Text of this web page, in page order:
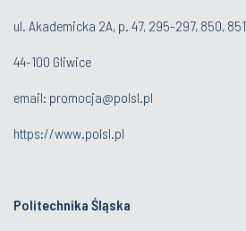
ul. Akademicka 2A, p. 47, 295-297, 850, 851
44-100 Gliwice
email: promocja@polsl.pl
https://www.polsl.pl
Politechnika Śląska